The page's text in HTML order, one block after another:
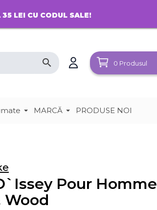
LEI CU CODUL SALE!
search 0 Produsul
MARCĂ PRODUSE NOI
Pour Homme
Wood